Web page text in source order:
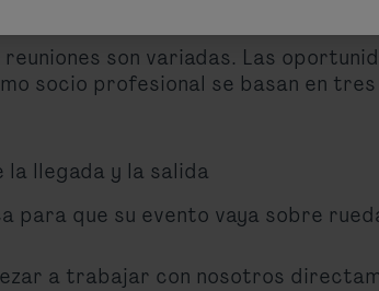
son variadas. Las
socio profesional se basan en
llegada y la salida
para que su evento vaya sobre
a trabajar con nosotros